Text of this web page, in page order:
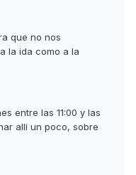
que no nos
la ida como a la
entre las 11:00 y las
alli un poco, sobre